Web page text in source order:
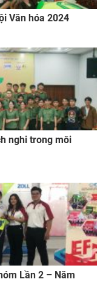
Văn hóa 2024
nghi trong môi
Lần 2 – Năm